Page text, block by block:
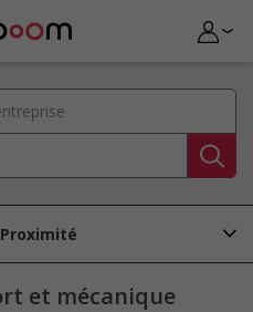
et mécanique